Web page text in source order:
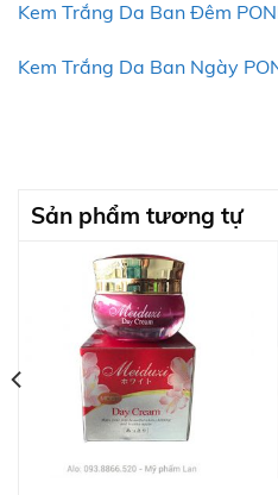
Kem Trắng Da Ban Đêm
Kem Trắng Da Ban Ngày
Sản phẩm tương tự